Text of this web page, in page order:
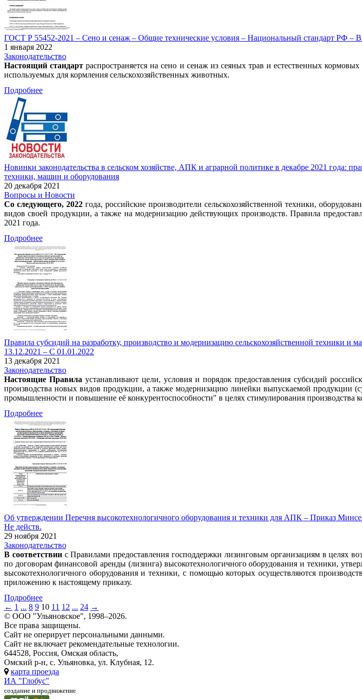
ГОСТ Р 55452-2021 – Сено и сенаж – Общие технические условия – Национальный стандарт РФ –
1 января 2022
Законодательство
Настоящий стандарт распространяется на сено и сенаж из сеяных трав и естественных
используемых для кормления сельскохозяйственных животных.
Подробнее
Новинки законодательства в сельском хозяйстве, АПК и аграрной политике в декабре 2021 года:
техники, машин и оборудования
20 декабря 2021
Вопросы и Новости
Со следующего, 2022 года, российские производители сельскохозяйственной техники,
видов своей продукции, а также на модернизацию действующих производств. Правила
2021 года.
Подробнее
Правила субсидий на разработку, производство и модернизацию сельскохозяйственной техники
13.12.2021 – С 01.01.2022
13 декабря 2021
Законодательство
Настоящие Правила устанавливают цели, условия и порядок предоставления субсидий
производства новых видов продукции, а также модернизацию линейки выпускаемой продукции
промышленности и повышение её конкурентоспособности" в целях стимулирования производства
Подробнее
Об утверждении Перечня высокотехнологичного оборудования и техники для АПК – Приказ
Не действ.
29 ноября 2021
Законодательство
В соответствиис Правилами предоставления господдержки лизинговым организациям в целях
по договорам финансовой аренды (лизинга) высокотехнологичного оборудования и техники,
высокотехнологичного оборудования и техники, с помощью которых осуществляются
приложению к настоящему приказу.
Подробнее
← 1 ... 8 9 10 11 12 ... 24 →
© ООО "Ульяновское", 1998–2026.
Все права защищены.
Сайт не оперирует персональными данными.
Сайт не включает рекомендательные технологии.
644528, Россия, Омская область,
Омский р-н, с. Ульяновка, ул. Клубная, 12.
карта проезда
ИА "Глобус"
создание и продвижение